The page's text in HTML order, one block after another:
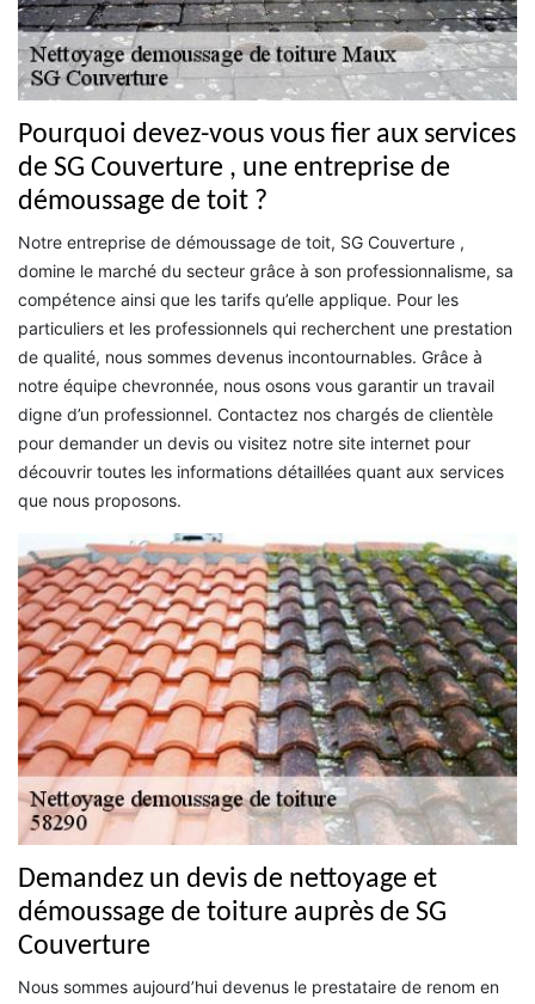
Pourquoi devez-vous vous fier aux services
de SG Couverture , une entreprise de
démoussage de toit ?
Notre entreprise de démoussage de toit, SG Couverture ,
domine le marché du secteur grâce à son professionnalisme, sa
compétence ainsi que les tarifs qu’elle applique. Pour les
particuliers et les professionnels qui recherchent une prestation
de qualité, nous sommes devenus incontournables. Grâce à
notre équipe chevronnée, nous osons vous garantir un travail
digne d’un professionnel. Contactez nos chargés de clientèle
pour demander un devis ou visitez notre site internet pour
découvrir toutes les informations détaillées quant aux services
que nous proposons.
Demandez un devis de nettoyage et
démoussage de toiture auprès de SG
Couverture
Nous sommes aujourd’hui devenus le prestataire de renom en